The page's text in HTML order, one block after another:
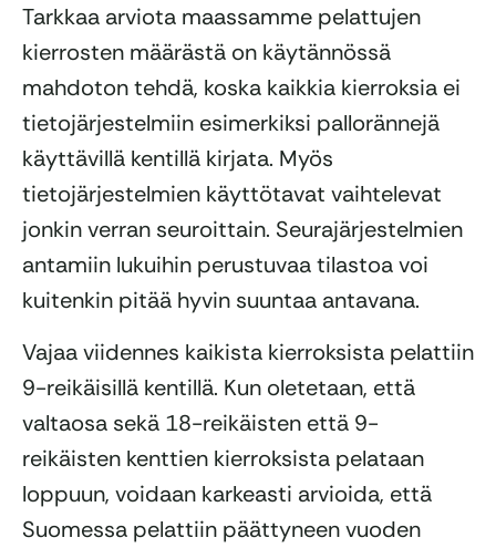
Tarkkaa arviota maassamme pelattujen
kierrosten määrästä on käytännössä
mahdoton tehdä, koska kaikkia kierroksia ei
tietojärjestelmiin esimerkiksi pallorännejä
käyttävillä kentillä kirjata. Myös
tietojärjestelmien käyttötavat vaihtelevat
jonkin verran seuroittain. Seurajärjestelmien
antamiin lukuihin perustuvaa tilastoa voi
kuitenkin pitää hyvin suuntaa antavana.
Vajaa viidennes kaikista kierroksista pelattiin
9-reikäisillä kentillä. Kun oletetaan, että
valtaosa sekä 18-reikäisten että 9-
reikäisten kenttien kierroksista pelataan
loppuun, voidaan karkeasti arvioida, että
Suomessa pelattiin päättyneen vuoden